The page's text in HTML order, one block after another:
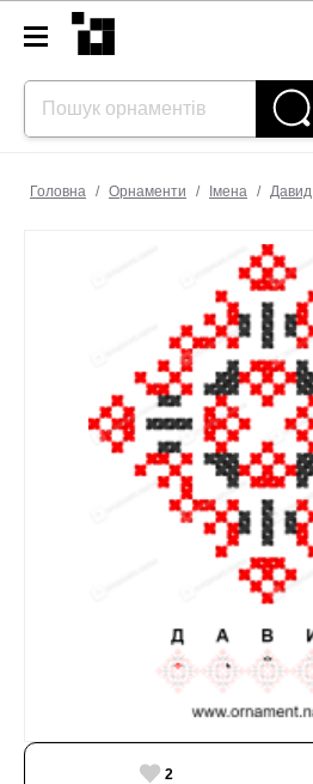
Головна / Орнаменти / Імена / Давид
2